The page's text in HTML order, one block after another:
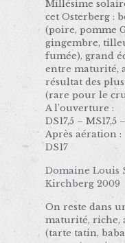
Millésime
cet Osterberg :
(poire, pomme
gingembre,
fumée), grand
entre maturité,
résultat des
(rare pour le
A l’ouverture :
DS17,5 – MS17,5
Après aération :
DS17
Domaine Louis
Kirchberg 2009
On reste dans
maturité, riche,
(tarte tatin,